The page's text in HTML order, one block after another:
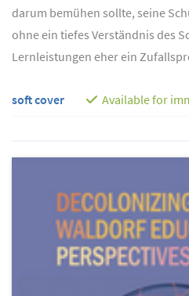
darum bemühen sollte, seine
ohne ein tiefes Verständnis des
Lernleistungen eher ein
soft cover Available for